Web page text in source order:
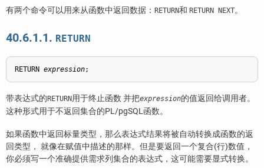
有两个命令可以用来从函数中返回数据： RETURN和 RETURN NEXT。
40.6.1.1. RETURN
RETURN expression;
带表达式的 RETURN用于终止函数 并把expression的值返回给调用者。
这种形式用于不返回集合的PL/pgSQL函数。
如果函数中返回标量类型，那么表达式结果将被自动转换成函数的返
回类型， 就像在赋值中描述的那样。但是要返回一个复合(行)数值，
你必须写一个准确提供需求列集合的表达式，这可能需要显式转换。